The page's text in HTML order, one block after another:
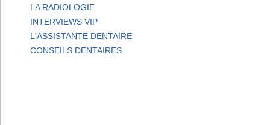
LA RADIOLOGIE
INTERVIEWS VIP
L'ASSISTANTE DENTAIRE
CONSEILS DENTAIRES